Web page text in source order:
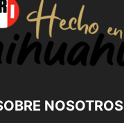
NOSOTROS